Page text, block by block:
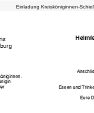
Einladung Kreisköniginnen-